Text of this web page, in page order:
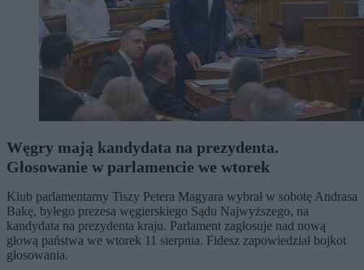
Węgry mają kandydata na prezydenta.
Głosowanie w parlamencie we wtorek
Klub parlamentarny Tiszy Petera Magyara wybrał w sobotę Andrasa
Bakę, byłego prezesa węgierskiego Sądu Najwyższego, na
kandydata na prezydenta kraju. Parlament zagłosuje nad nową
głową państwa we wtorek 11 sierpnia. Fidesz zapowiedział bojkot
głosowania.